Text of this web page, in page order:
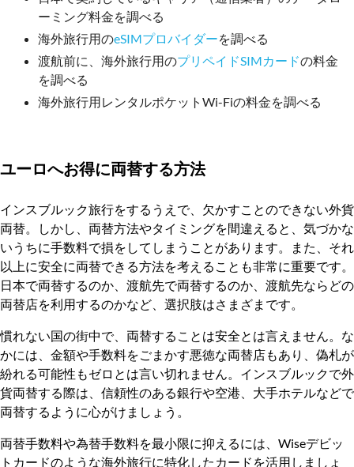
ーミング料金を調べる
海外旅行用のeSIMプロバイダーを調べる
渡航前に、海外旅行用のプリペイドSIMカードの料金
を調べる
海外旅行用レンタルポケットWi-Fiの料金を調べる
ユーロへお得に両替する方法
インスブルック旅行をするうえで、欠かすことのできない外貨
両替。しかし、両替方法やタイミングを間違えると、気づかな
いうちに手数料で損をしてしまうことがあります。また、それ
以上に安全に両替できる方法を考えることも非常に重要です。
日本で両替するのか、渡航先で両替するのか、渡航先ならどの
両替店を利用するのかなど、選択肢はさまざまです。
慣れない国の街中で、両替することは安全とは言えません。な
かには、金額や手数料をごまかす悪徳な両替店もあり、偽札が
紛れる可能性もゼロとは言い切れません。インスブルックで外
貨両替する際は、信頼性のある銀行や空港、大手ホテルなどで
両替するように心がけましょう。
両替手数料や為替手数料を最小限に抑えるには、Wiseデビッ
トカードのような海外旅行に特化したカードを活用しましょ